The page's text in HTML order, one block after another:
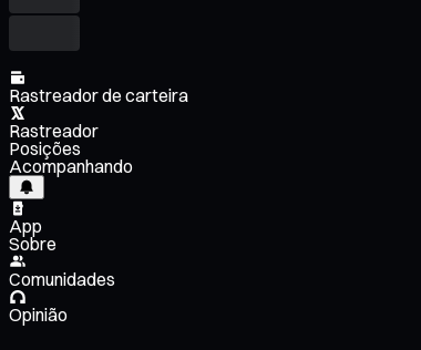
Rastreador de carteira
Rastreador
Posições
Acompanhando
App
Sobre
Comunidades
Opinião